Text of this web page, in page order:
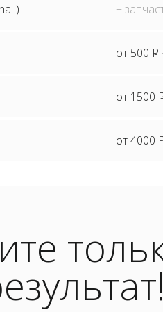
) +
от 500 P
от 1500
от 4000